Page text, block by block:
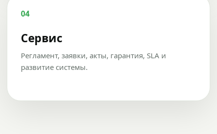
04
Сервис
Регламент, заявки, акты, гарантия, SLA и
развитие системы.